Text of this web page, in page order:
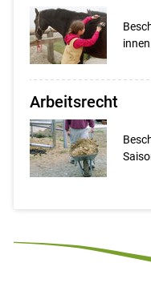
Arbeitsrecht